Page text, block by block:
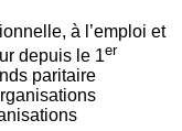
à l’emploi et
depuis le 1er
paritaire